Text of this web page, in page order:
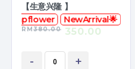
【生意兴隆 】
soapflower
NewArrival🌟
RM380.00 350.00
- +
香皂花